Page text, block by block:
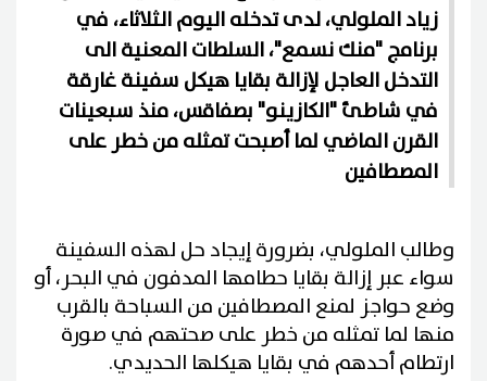
زياد الملولي، لدى تدخله اليوم الثلاثاء، في
برنامج "منك نسمع"، السلطات المعنية الى
التدخل العاجل لإزالة بقايا هيكل سفينة غارقة
في شاطئ "الكازينو" بصفاقس، منذ سبعينات
القرن الماضي لما أصبحت تمثله من خطر على
المصطافين
وطالب الملولي، بضرورة إيجاد حل لهذه السفينة
سواء عبر إزالة بقايا حطامها المدفون في البحر، أو
وضع حواجز لمنع المصطافين من السباحة بالقرب
منها لما تمثله من خطر على صحتهم في صورة
ارتطام أحدهم في بقايا هيكلها الحديدي.